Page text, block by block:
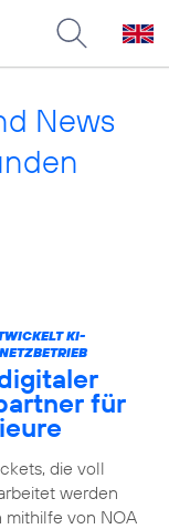
News
KI-
für
die voll
werden
mithilfe von NOA